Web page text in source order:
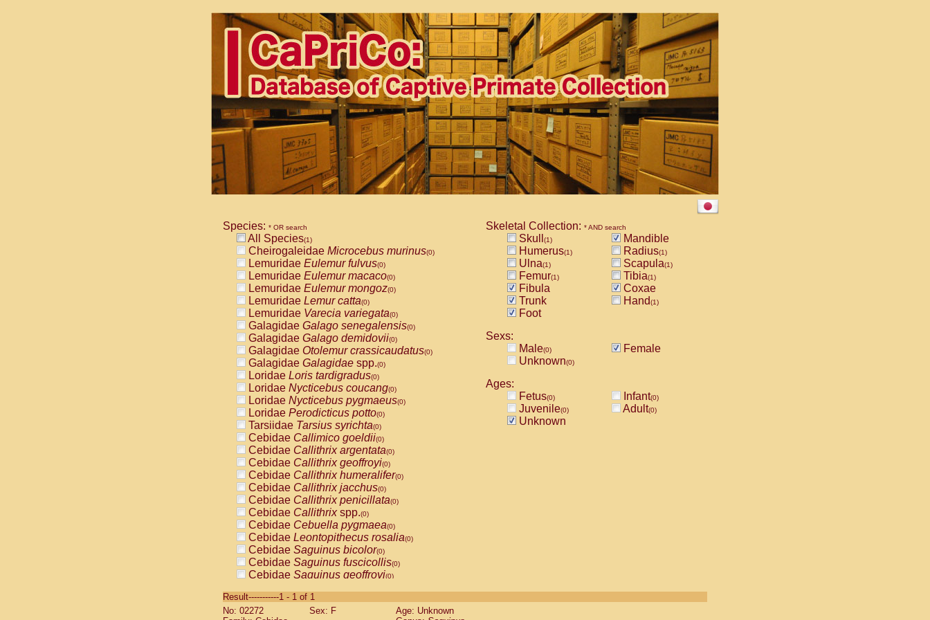
Species: * OR search
All Species(1)
Cheirogaleidae Microcebus murinus(0)
Lemuridae Eulemur fulvus(0)
Lemuridae Eulemur macaco(0)
Lemuridae Eulemur mongoz(0)
Lemuridae Lemur catta(0)
Lemuridae Varecia variegata(0)
Galagidae Galago senegalensis(0)
Galagidae Galago demidovii(0)
Galagidae Otolemur crassicaudatus(0)
Galagidae Galagidae spp.(0)
Loridae Loris tardigradus(0)
Loridae Nycticebus coucang(0)
Loridae Nycticebus pygmaeus(0)
Loridae Perodicticus potto(0)
Tarsiidae Tarsius syrichta(0)
Cebidae Callimico goeldii(0)
Cebidae Callithrix argentata(0)
Cebidae Callithrix geoffroyi(0)
Cebidae Callithrix humeralifer(0)
Cebidae Callithrix jacchus(0)
Cebidae Callithrix penicillata(0)
Cebidae Callithrixspp.(0)
Cebidae Cebuella pygmaea(0)
Cebidae Leontopithecus rosalia(0)
Cebidae Saguinus bicolor(0)
Cebidae Saguinus fuscicollis(0)
Cebidae Saguinus geoffroyi(0)
CebidaeSaguinus labiatus(0)
Cebidae Saguinus leucopus (0)
Skeletal Collection: * AND search
Skull (1)
Mandible
Humerus(1) Radius(1)
Ulna(1) Scapula(1)
Femur(1) Tibia(1)
Fibula
Coxae
Trunk
Hand(1)
Foot
Sexs:
Male(0)
Female
Unknown(0)
Ages:
Fetus(0) Infant(0)
Juvenile(0) Adult(0)
Unknown
Result-----------1 - 1 of 1
No: 02272
Sex: F
Age: Unknown